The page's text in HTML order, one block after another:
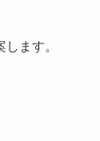
ます。